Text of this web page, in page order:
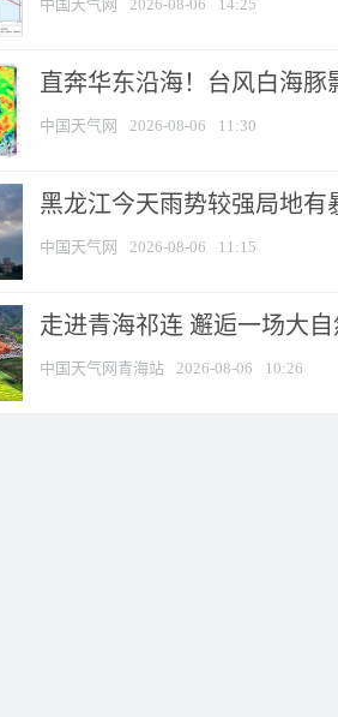
中国天气网 2026-08-06 14:25
直奔华东沿海！台风白海豚
中国天气网 2026-08-06 11:30
黑龙江今天雨势较强局地有
中国天气网 2026-08-06 11:15
走进青海祁连 邂逅一场大
中国天气网青海站 2026-08-06 10:26